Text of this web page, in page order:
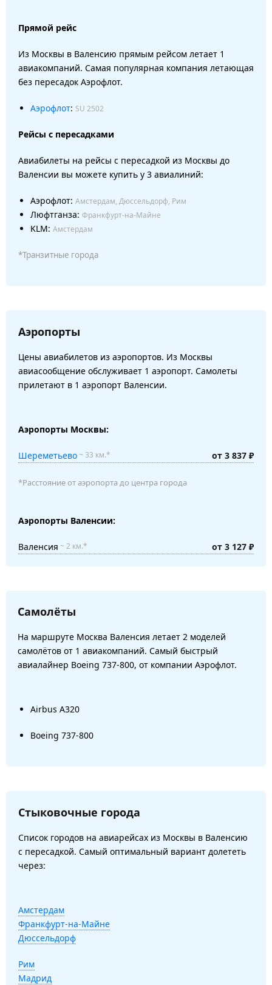
Прямой рейс
Из Москвы в Валенсию прямым рейсом летает 1
авиакомпаний. Самая популярная компания летающая
без пересадок Аэрофлот.
Аэрофлот: SU 2502
Рейсы с пересадками
Авиабилеты на рейсы с пересадкой из Москвы до
Валенсии вы можете купить у 3 авиалиний:
Аэрофлот: Амстердам, Дюссельдорф, Рим
Люфтганза: Франкфурт-на-Майне
KLM: Амстердам
*Транзитные города
Аэропорты
Цены авиабилетов из аэропортов. Из Москвы
авиасообщение обслуживает 1 аэропорт. Самолеты
прилетают в 1 аэропорт Валенсии.
Аэропорты Москвы:
Шереметьево~ 33 км.* от 3 837 ₽
*Расстояние от аэропорта до центра города
Аэропорты Валенсии:
Валенсия ~ 2 км.* от 3 127 ₽
Самолёты
На маршруте Москва Валенсия летает 2 моделей
самолётов от 1 авиакомпаний. Самый быстрый
авиалайнер Boeing 737-800, от компании Аэрофлот.
Airbus A320
Boeing 737-800
Стыковочные города
Список городов на авиарейсах из Москвы в Валенсию
с пересадкой. Самый оптимальный вариант долететь
через:
Амстердам
Франкфурт-на-Майне
Дюссельдорф
Рим
Мадрид